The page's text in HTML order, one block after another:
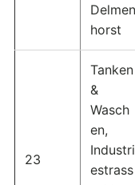
Delmen
horst
23
Tanken
&
Wasch
en,
Industri
estrass